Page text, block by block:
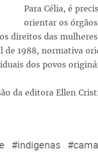
Para Célia, é
orientar os
direitos das
de 1988, normativa
dos povos
da editora Ellen
#indigenas